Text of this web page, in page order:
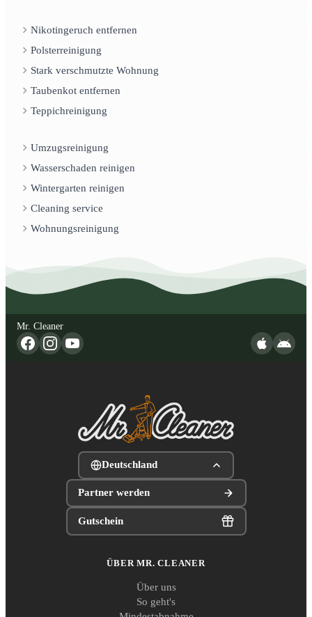
Nikotingeruch entfernen
Polsterreinigung
Stark verschmutzte Wohnung
Taubenkot entfernen
Teppichreinigung
Umzugsreinigung
Wasserschaden reinigen
Wintergarten reinigen
Cleaning service
Wohnungsreinigung
Mr. Cleaner
Deutschland
Partner werden
Gutschein
ÜBER MR. CLEANER
Über uns
So geht's